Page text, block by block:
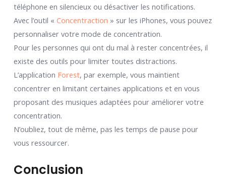
téléphone en silencieux ou désactiver les notifications.
Avec l’outil « Concentraction » sur les iPhones, vous pouvez
personnaliser votre mode de concentration.
Pour les personnes qui ont du mal à rester concentrées, il
existe des outils pour limiter toutes distractions.
L’application Forest, par exemple, vous maintient
concentrer en limitant certaines applications et en vous
proposant des musiques adaptées pour améliorer votre
concentration.
N’oubliez, tout de même, pas les temps de pause pour
vous ressourcer.
Conclusion